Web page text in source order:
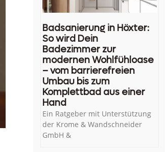
Badsanierung in Höxter:
So wird Dein
Badezimmer zur
modernen Wohlfühloase
– vom barrierefreien
Umbau bis zum
Komplettbad aus einer
Hand
Ein Ratgeber mit Unterstützung
der Krome & Wandschneider
GmbH &